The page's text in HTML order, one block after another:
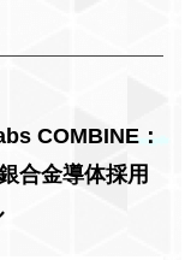
COMBINE：
合金導体採用